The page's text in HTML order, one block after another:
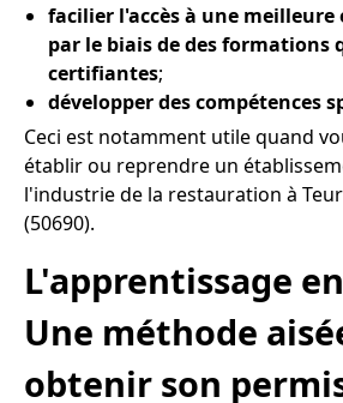
facilier l'accès à une
par le biais de des formations
certifiantes;
développer des compétences
Ceci est notamment utile quand
établir ou reprendre un
l'industrie de la restauration à
(50690).
L'apprentissage
Une méthode
obtenir son